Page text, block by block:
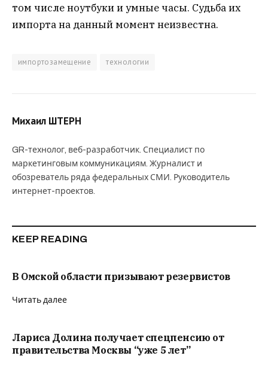
том числе ноутбуки и умные часы. Судьба их
импорта на данный момент неизвестна.
импортозамещение технологии
Михаил ШТЕРН
GR-технолог, веб-разработчик. Специалист по
маркетинговым коммуникациям. Журналист и
обозреватель ряда федеральных СМИ. Руководитель
интернет-проектов.
KEEP READING
В Омской области призывают резервистов
Читать далее
Лариса Долина получает спецпенсию от
правительства Москвы “уже 5 лет”